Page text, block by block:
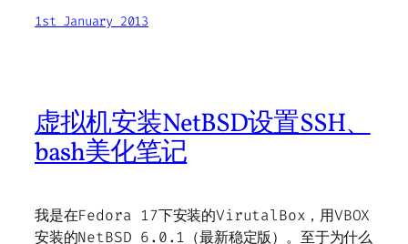
1st January 2013
虚拟机安装NetBSD设置SSH、
bash美化笔记
我是在Fedora 17下安装的VirutalBox，用VBOX
安装的NetBSD 6.0.1（最新稳定版）。至于为什么